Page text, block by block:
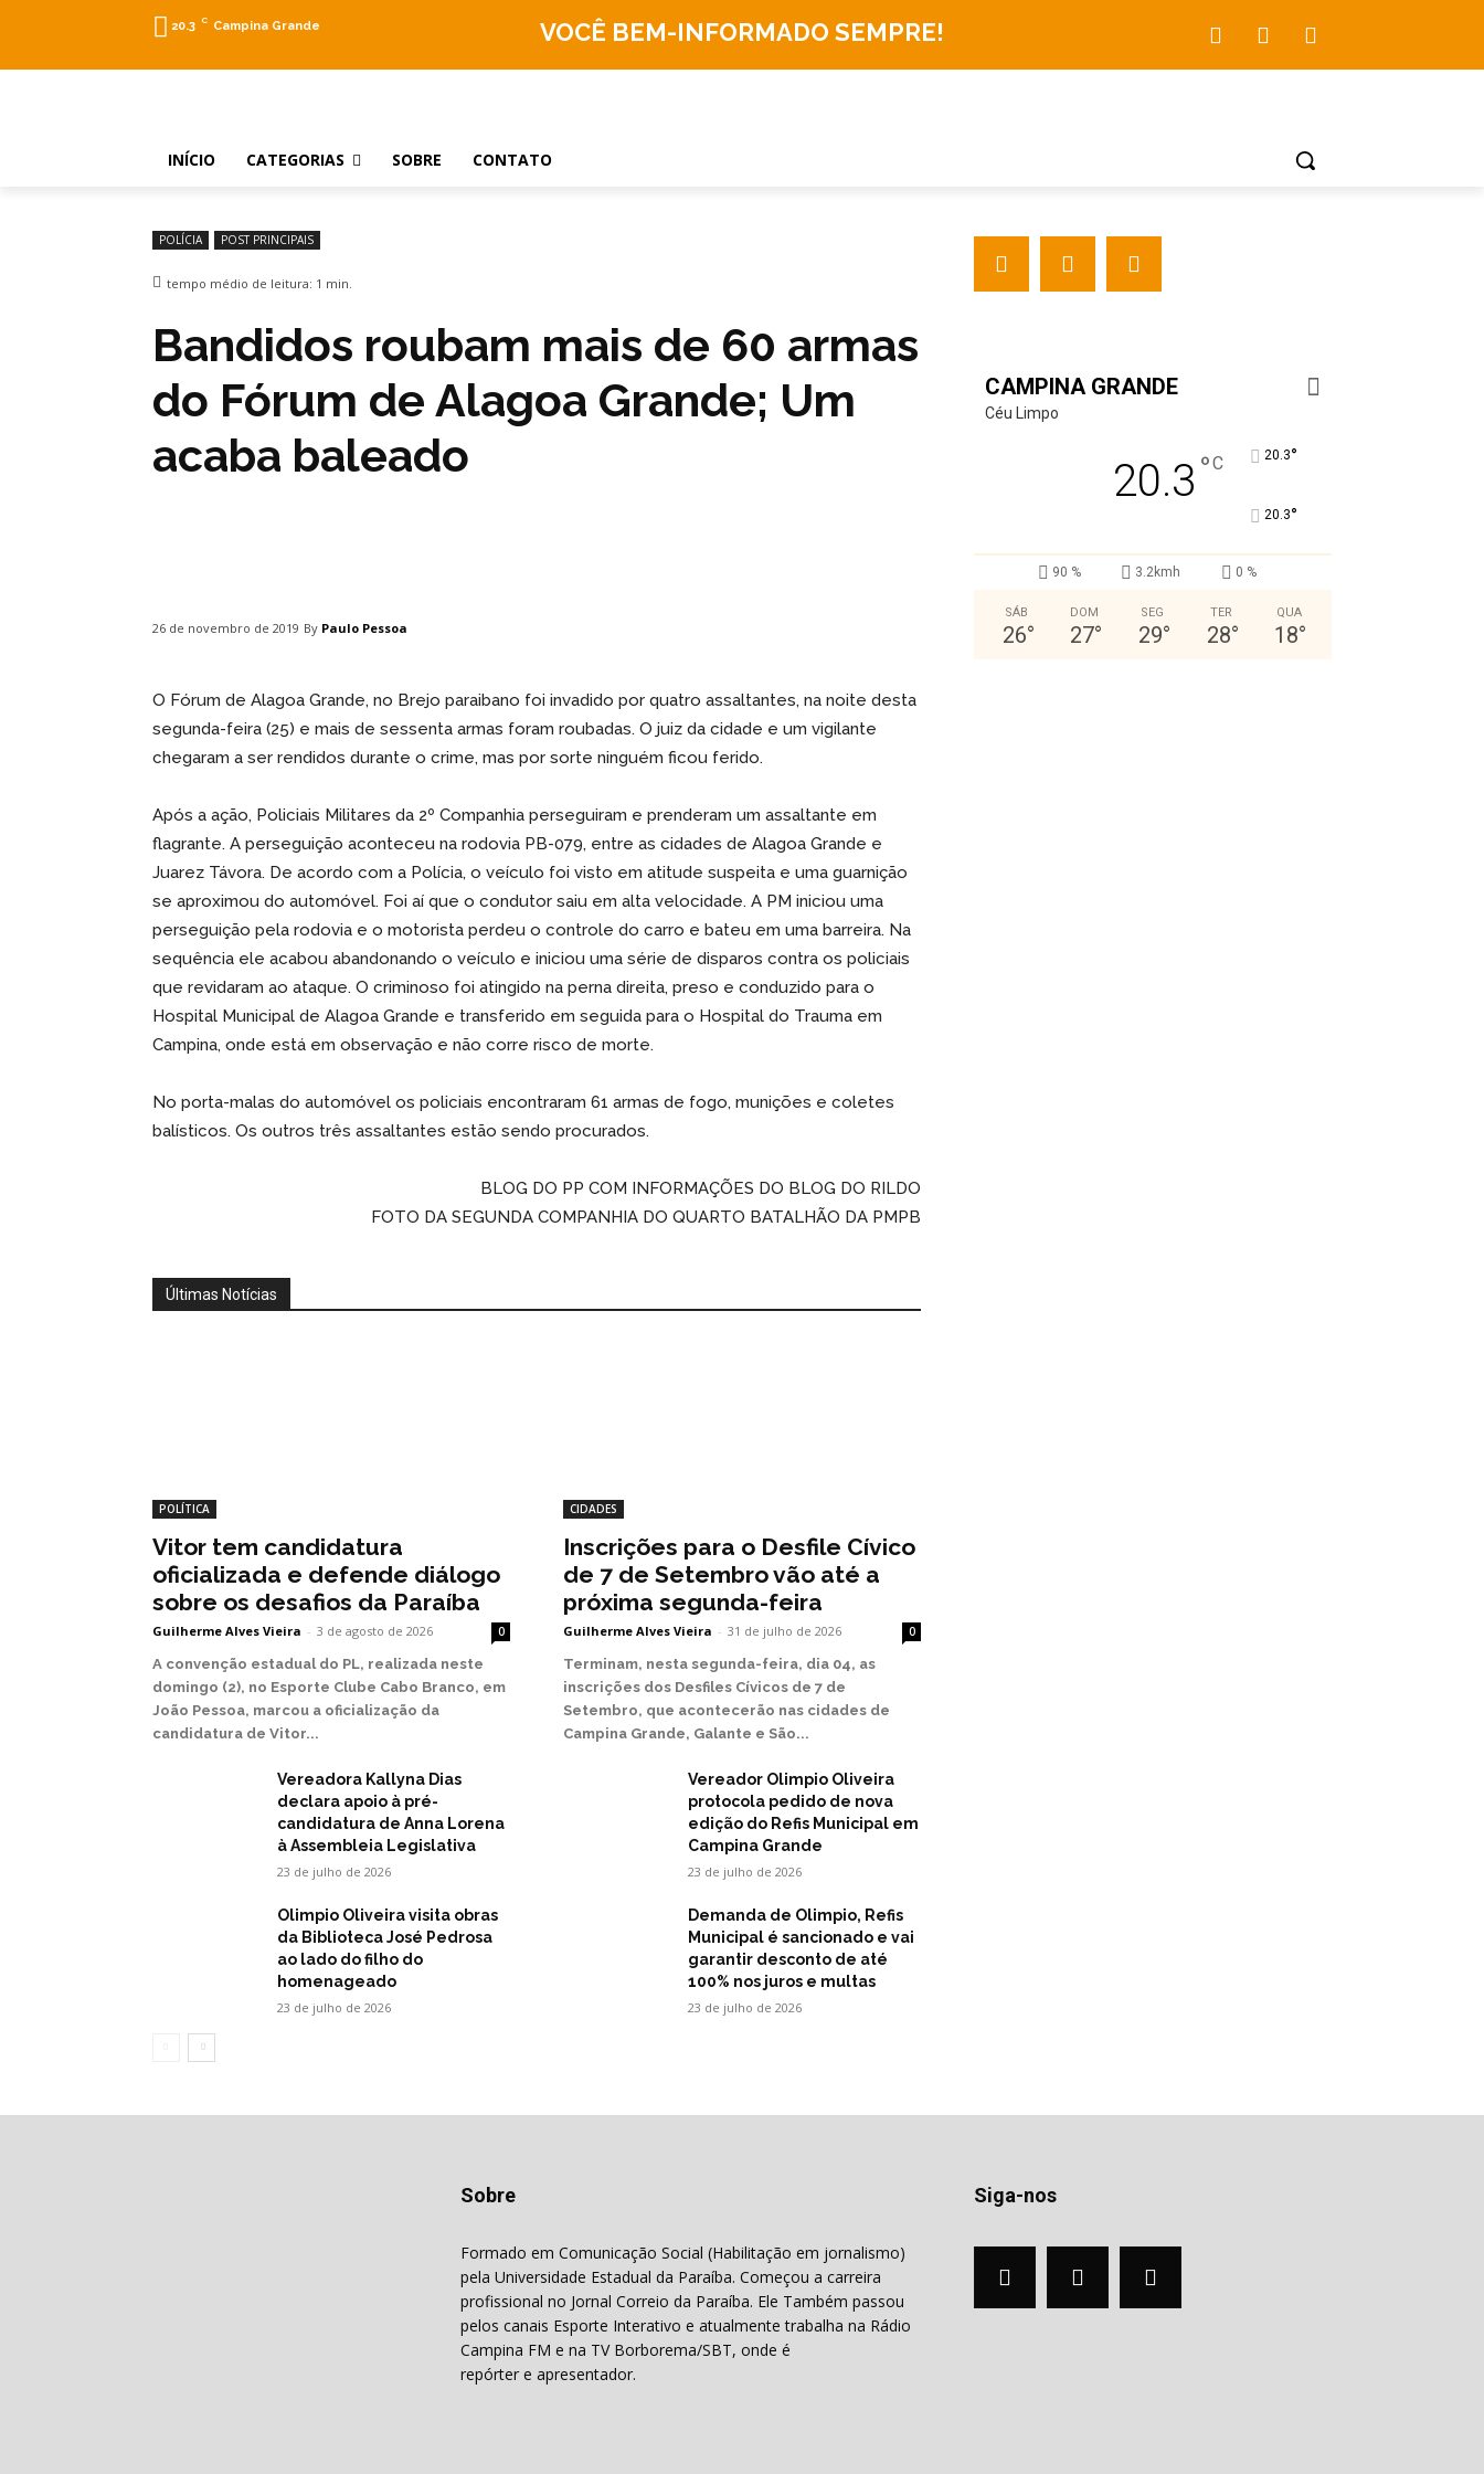
20.3 C Campina Grande VOCÊ BEM-INFORMADO SEMPRE!
INÍCIO CATEGORIAS SOBRE CONTATO
POLÍCIA POST PRINCIPAIS
tempo médio de leitura: 1 min.
Bandidos roubam mais de 60 armas
do Fórum de Alagoa Grande; Um
acaba baleado
26 de novembro de 2019 By Paulo Pessoa
O Fórum de Alagoa Grande, no Brejo paraibano foi invadido por quatro assaltantes, na noite desta
segunda-feira (25) e mais de sessenta armas foram roubadas. O juiz da cidade e um vigilante
chegaram a ser rendidos durante o crime, mas por sorte ninguém ficou ferido.
Após a ação, Policiais Militares da 2º Companhia perseguiram e prenderam um assaltante em
flagrante. A perseguição aconteceu na rodovia PB-079, entre as cidades de Alagoa Grande e
Juarez Távora. De acordo com a Polícia, o veículo foi visto em atitude suspeita e uma guarnição
se aproximou do automóvel. Foi aí que o condutor saiu em alta velocidade. A PM iniciou uma
perseguição pela rodovia e o motorista perdeu o controle do carro e bateu em uma barreira. Na
sequência ele acabou abandonando o veículo e iniciou uma série de disparos contra os policiais
que revidaram ao ataque. O criminoso foi atingido na perna direita, preso e conduzido para o
Hospital Municipal de Alagoa Grande e transferido em seguida para o Hospital do Trauma em
Campina, onde está em observação e não corre risco de morte.
No porta-malas do automóvel os policiais encontraram 61 armas de fogo, munições e coletes
balísticos. Os outros três assaltantes estão sendo procurados.
BLOG DO PP COM INFORMAÇÕES DO BLOG DO RILDO
FOTO DA SEGUNDA COMPANHIA DO QUARTO BATALHÃO DA PMPB
Últimas Notícias
POLÍTICA
Vitor tem candidatura
oficializada e defende diálogo
sobre os desafios da Paraíba
Guilherme Alves Vieira - 3 de agosto de 2026 0
A convenção estadual do PL, realizada neste
domingo (2), no Esporte Clube Cabo Branco, em
João Pessoa, marcou a oficialização da
candidatura de Vitor...
CIDADES
Inscrições para o Desfile Cívico
de 7 de Setembro vão até a
próxima segunda-feira
Guilherme Alves Vieira - 31 de julho de 2026 0
Terminam, nesta segunda-feira, dia 04, as
inscrições dos Desfiles Cívicos de 7 de
Setembro, que acontecerão nas cidades de
Campina Grande, Galante e São...
Vereadora Kallyna Dias
declara apoio à pré-
candidatura de Anna Lorena
à Assembleia Legislativa
23 de julho de 2026
Vereador Olimpio Oliveira
protocola pedido de nova
edição do Refis Municipal em
Campina Grande
23 de julho de 2026
Olimpio Oliveira visita obras
da Biblioteca José Pedrosa
ao lado do filho do
homenageado
23 de julho de 2026
Demanda de Olimpio, Refis
Municipal é sancionado e vai
garantir desconto de até
100% nos juros e multas
23 de julho de 2026
CAMPINA GRANDE
Céu Limpo
20.3 °C 20.3°
20.3°
90 % 3.2kmh 0 %
SÁB
26°
DOM
27°
SEG
29°
TER
28°
QUA
18°
Sobre
Formado em Comunicação Social (Habilitação em jornalismo)
pela Universidade Estadual da Paraíba. Começou a carreira
profissional no Jornal Correio da Paraíba. Ele Também passou
pelos canais Esporte Interativo e atualmente trabalha na Rádio
Campina FM e na TV Borborema/SBT, onde é
repórter e apresentador.
Siga-nos